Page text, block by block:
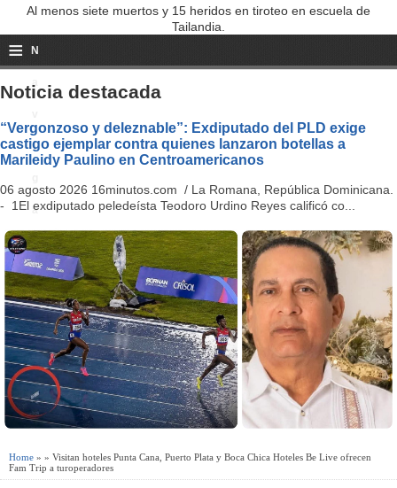
Al menos siete muertos y 15 heridos en tiroteo en escuela de
Tailandia.
≡ N
a
i
a
ti
o
n
Noticia destacada
“Vergonzoso y deleznable”: Exdiputado del PLD exige
castigo ejemplar contra quienes lanzaron botellas a
Marileidy Paulino en Centroamericanos
06 agosto 2026 16minutos.com / La Romana, República Dominicana.
- 1El exdiputado peledeísta Teodoro Urdino Reyes calificó co...
Home » » Visitan hoteles Punta Cana, Puerto Plata y Boca Chica Hoteles Be Live ofrecen
Fam Trip a turoperadores